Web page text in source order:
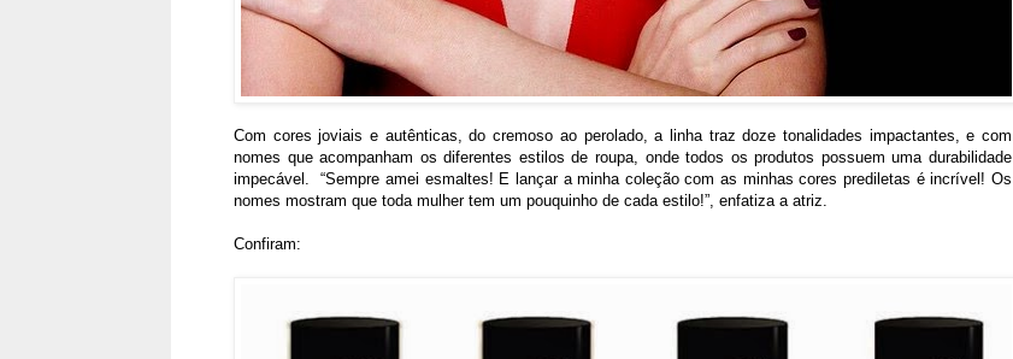
Com cores joviais e autênticas, do cremoso ao perolado, a linha traz doze tonalidades impactantes, e com
nomes que acompanham os diferentes estilos de roupa, onde todos os produtos possuem uma durabilidade
impecável. “Sempre amei esmaltes! E lançar a minha coleção com as minhas cores prediletas é incrível! Os
nomes mostram que toda mulher tem um pouquinho de cada estilo!”, enfatiza a atriz.
Confiram: